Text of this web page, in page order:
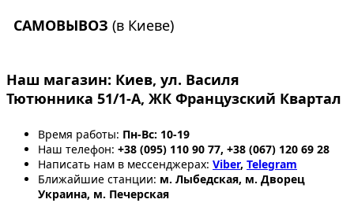
САМОВЫВОЗ (в Киеве)
Наш магазин: Киев, ул. Василя
Тютюнника 51/1-А, ЖК Французский Квартал
Время работы: Пн-Вс: 10-19
Наш телефон: +38 (095) 110 90 77, +38 (067) 120 69 28
Написать нам в мессенджерах: Viber, Telegram
Ближайшие станции: м. Лыбедская, м. Дворец
Украина, м. Печерская